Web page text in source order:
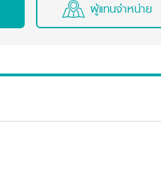
ผู้แทนจำหน่าย